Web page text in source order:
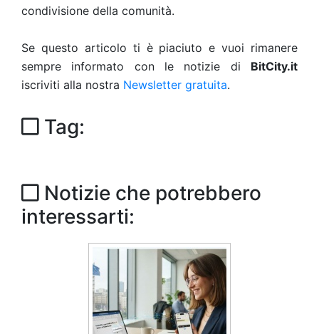
condivisione della comunità.
Se questo articolo ti è piaciuto e vuoi rimanere
sempre informato con le notizie di BitCity.it
iscriviti alla nostra Newsletter gratuita.
Tag:
Notizie che potrebbero
interessarti: